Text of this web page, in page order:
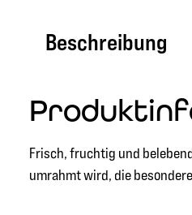
Beschreibung
Frisch, fruchtig und
umrahmt wird, die